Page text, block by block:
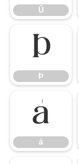
Û
Þ
Þ
á
á